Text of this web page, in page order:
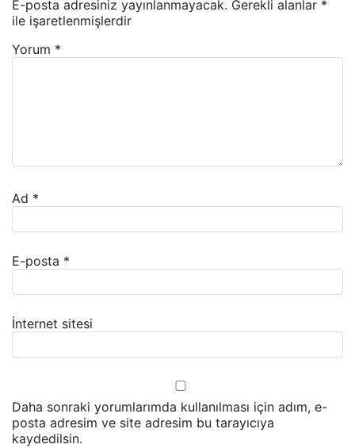
E-posta adresiniz yayınlanmayacak. Gerekli alanlar *
ile işaretlenmişlerdir
Yorum *
Ad *
E-posta *
İnternet sitesi
Daha sonraki yorumlarımda kullanılması için adım, e-
posta adresim ve site adresim bu tarayıcıya
kaydedilsin.